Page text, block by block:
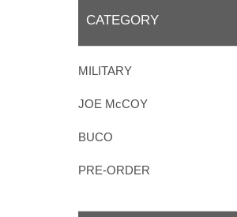
CATEGORY
MILITARY
JOE McCOY
BUCO
PRE-ORDER